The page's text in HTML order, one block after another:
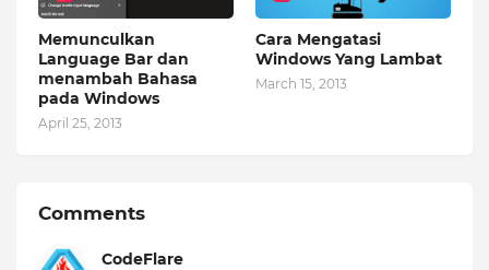
Memunculkan
Language Bar dan
menambah Bahasa
pada Windows
April 25, 2013
Cara Mengatasi
Windows Yang Lambat
March 15, 2013
Comments
CodeFlare